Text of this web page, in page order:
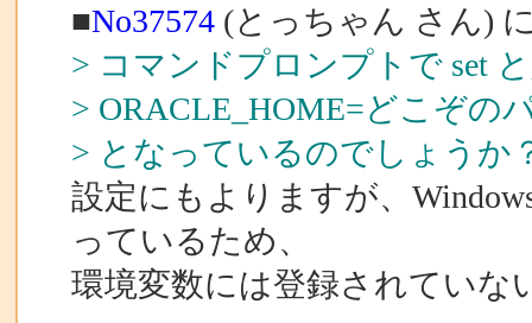
■No37574(とっちゃん さん)
> コマンドプロンプトで set
> ORACLE_HOME=どこぞの
> となっているのでしょうか
設定にもよりますが、
っているため、
環境変数には登録されていな